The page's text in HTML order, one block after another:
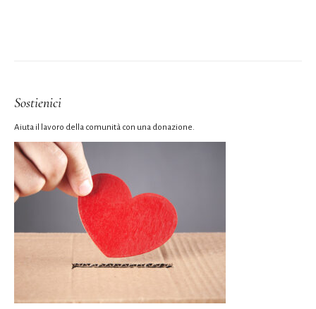
Sostienici
Aiuta il lavoro della comunità con una donazione.